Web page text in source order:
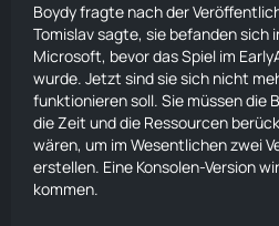
Boydy fragte nach der
Tomislav sagte, sie befanden sich
Microsoft, bevor das Spiel im
wurde. Jetzt sind sie sich nicht
funktionieren soll. Sie müssen die
die Zeit und die Ressourcen
wären, um im Wesentlichen zwei
erstellen. Eine Konsolen-Version
kommen.